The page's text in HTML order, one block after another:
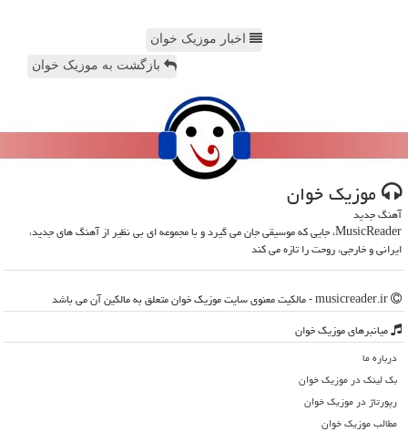
اخبار موزیک خوان
بازگشت به موزیک خوان
موزیك خوان
آهنگ جدید
MusicReader، جایی که موسیقی جان می گیرد و با مجموعه ای بی نظیر از آهنگ های جدید،
ایرانی و خارجی، روحت را تازه می کند
میانبرهای موزیك خوان
درباره ما
بک لینک در موزیك خوان
رپورتاژ در موزیك خوان
مطالب موزیك خوان